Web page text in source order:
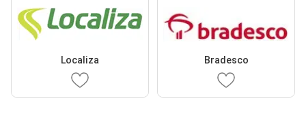
Localiza Bradesco